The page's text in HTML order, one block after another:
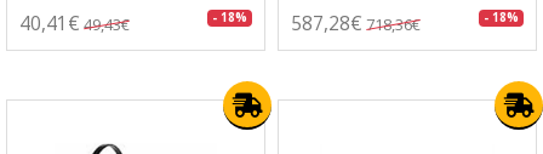
40,41€ 49,43€ - 18% 587,28€ 718,36€ - 18%